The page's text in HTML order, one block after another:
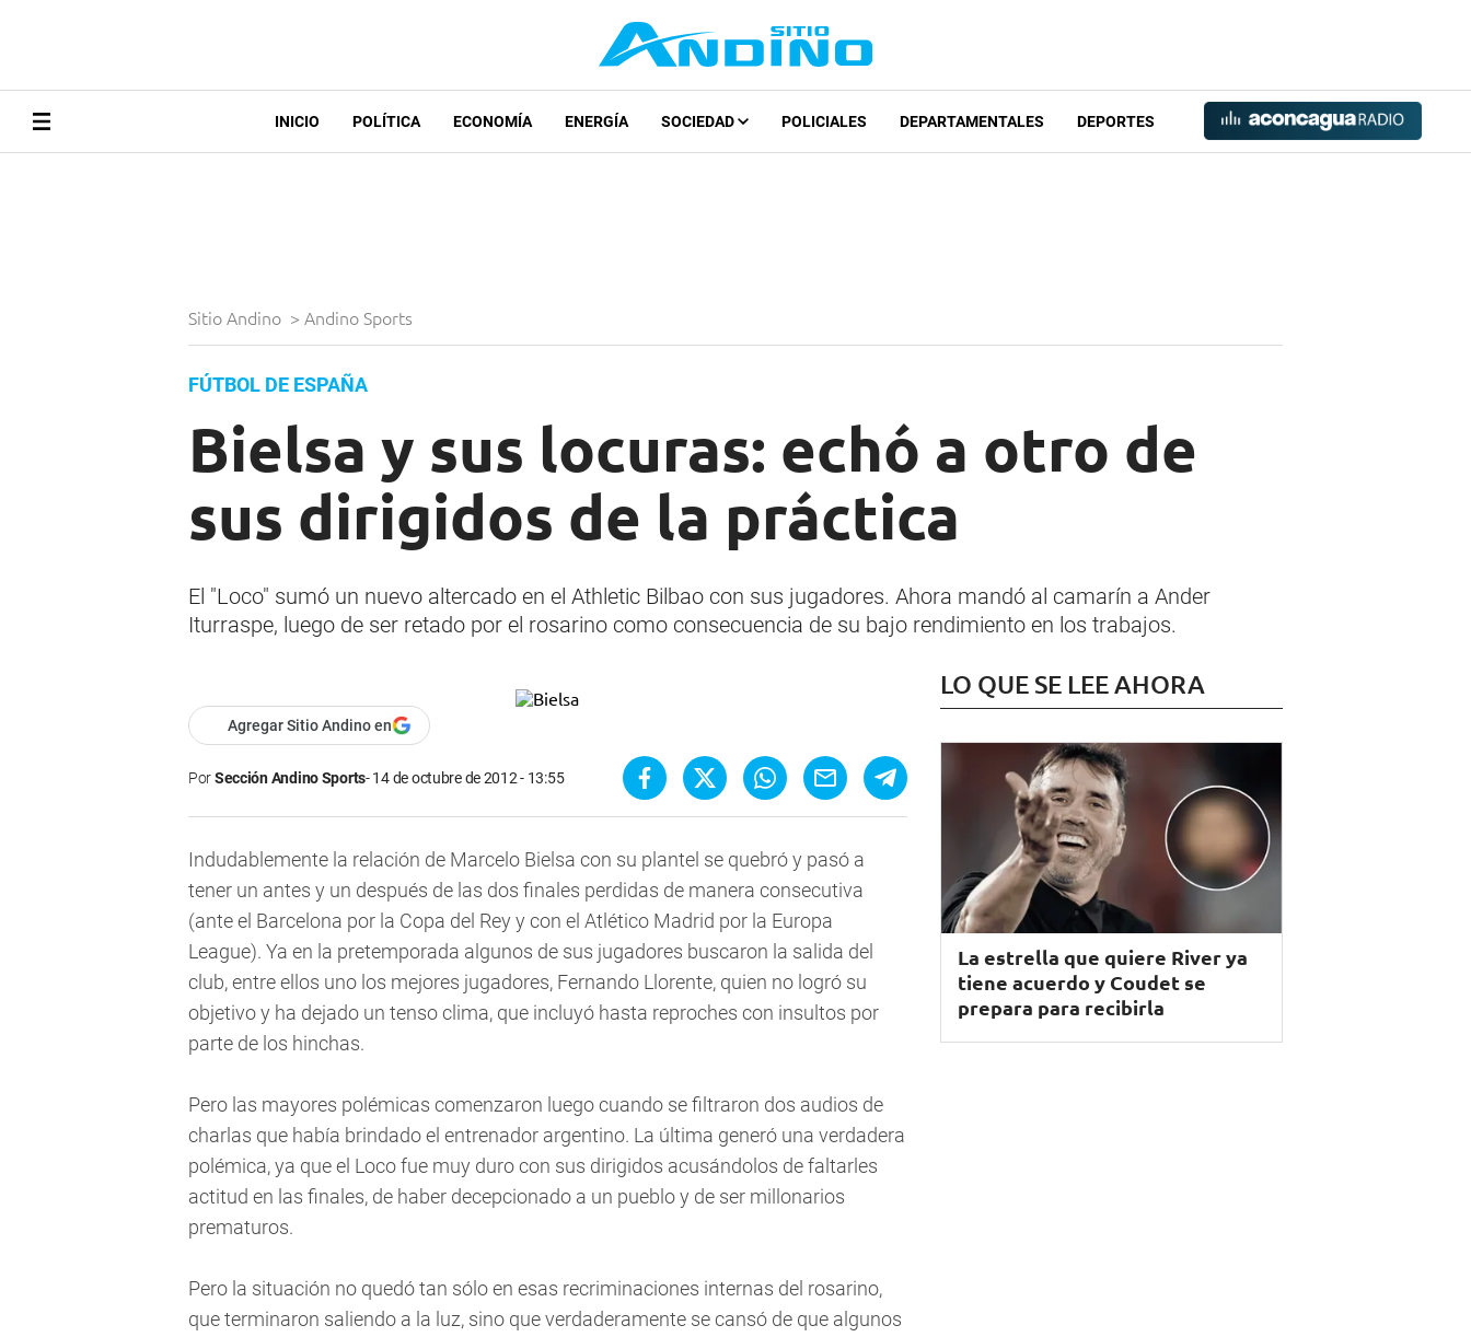
INICIO POLÍTICA ECONOMÍA ENERGÍA SOCIEDAD POLICIALES DEPARTAMENTALES DEPORTES
Sitio Andino > Andino Sports
FÚTBOL DE ESPAÑA
Bielsa y sus locuras: echó a otro de
sus dirigidos de la práctica
El "Loco" sumó un nuevo altercado en el Athletic Bilbao con sus jugadores. Ahora mandó al camarín a Ander
Iturraspe, luego de ser retado por el rosarino como consecuencia de su bajo rendimiento en los trabajos.
Agregar Sitio Andino en
PorSección Andino Sports 14 de octubre de 2012 - 13:55
Indudablemente la relación de Marcelo Bielsa con su plantel se quebró y pasó a
tener un antes y un después de las dos finales perdidas de manera consecutiva
(ante el Barcelona por la Copa del Rey y con el Atlético Madrid por la Europa
League). Ya en la pretemporada algunos de sus jugadores buscaron la salida del
club, entre ellos uno los mejores jugadores, Fernando Llorente, quien no logró su
objetivo y ha dejado un tenso clima, que incluyó hasta reproches con insultos por
parte de los hinchas.
Pero las mayores polémicas comenzaron luego cuando se filtraron dos audios de
charlas que había brindado el entrenador argentino. La última generó una verdadera
polémica, ya que el Loco fue muy duro con sus dirigidos acusándolos de faltarles
actitud en las finales, de haber decepcionado a un pueblo y de ser millonarios
prematuros.
Pero la situación no quedó tan sólo en esas recriminaciones internas del rosarino,
que terminaron saliendo a la luz, sino que verdaderamente se cansó de que algunos
LO QUE SE LEE AHORA
La estrella que quiere River ya
tiene acuerdo y Coudet se
prepara para recibirla